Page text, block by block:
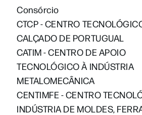
Consórcio
CTCP - CENTRO
CALÇADO DE PORTUGUAL
CATIM - CENTRO DE APOIO
TECNOLÓGICO À INDÚSTRIA
METALOMECÂNICA
CENTIMFE - CENTRO
INDÚSTRIA DE MOLDES,